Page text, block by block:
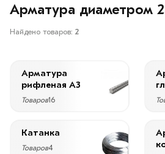
Арматура диаметром
Найдено товаров: 2
Арматура
рифленая А3
Товаров16
Катанка
Товаров4
скидкой
руб.
—